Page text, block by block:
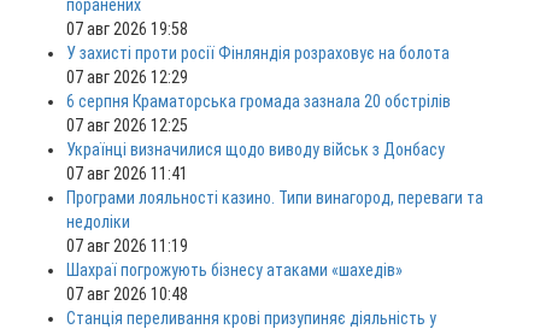
поранених
07 авг 2026 19:58
У захисті проти росії Фінляндія розраховує на болота
07 авг 2026 12:29
6 серпня Краматорська громада зазнала 20 обстрілів
07 авг 2026 12:25
Українці визначилися щодо виводу військ з Донбасу
07 авг 2026 11:41
Програми лояльності казино. Типи винагород, переваги та
недоліки
07 авг 2026 11:19
Шахраї погрожують бізнесу атаками «шахедів»
07 авг 2026 10:48
Станція переливання крові призупиняє діяльність у